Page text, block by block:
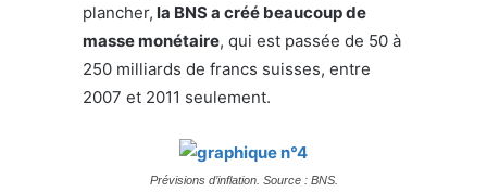
plancher, la BNS a créé beaucoup de
masse monétaire, qui est passée de 50 à
250 milliards de francs suisses, entre
2007 et 2011 seulement.
Prévisions d’inflation. Source : BNS.